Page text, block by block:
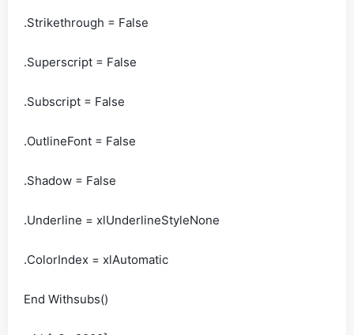
.Strikethrough = False
.Superscript = False
.Subscript = False
.OutlineFont = False
.Shadow = False
.Underline = xlUnderlineStyleNone
.ColorIndex = xlAutomatic
End Withsubs()